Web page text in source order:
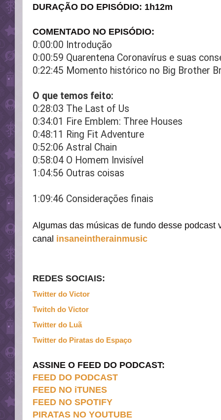
DURAÇÃO DO EPISÓDIO: 1h12m
COMENTADO NO EPISÓDIO:
0:00:00 Introdução
0:00:59 Quarentena Coronavírus e suas
0:22:45 Momento histórico no Big Brother
O que temos feito:
0:28:03 The Last of Us
0:34:01 Fire Emblem: Three Houses
0:48:11 Ring Fit Adventure
0:52:06 Astral Chain
0:58:04 O Homem Invisível
1:04:56 Outras coisas
1:09:46 Considerações finais
Algumas das músicas de fundo desse podcast
canal insaneintherainmusic
REDES SOCIAIS:
Twitter do Victor
Twitch do Victor
Twitter do Luã
Twitter do Piratas do Espaço
ASSINE O FEED DO PODCAST:
FEED DO PODCAST
FEED NO iTUNES
FEED NO SPOTIFY
PIRATAS NO YOUTUBE